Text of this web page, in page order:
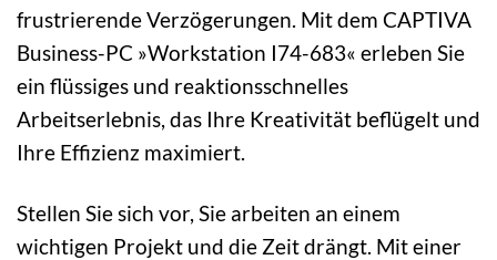
frustrierende Verzögerungen. Mit dem CAPTIVA
Business-PC »Workstation I74-683« erleben Sie
ein flüssiges und reaktionsschnelles
Arbeitserlebnis, das Ihre Kreativität beflügelt und
Ihre Effizienz maximiert.
Stellen Sie sich vor, Sie arbeiten an einem
wichtigen Projekt und die Zeit drängt. Mit einer